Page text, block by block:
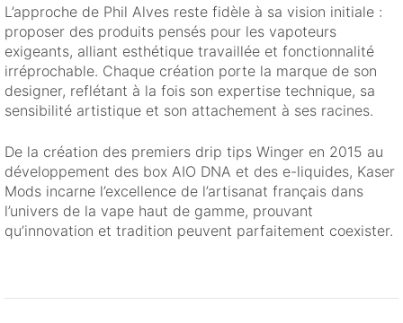
L’approche de Phil Alves reste fidèle à sa vision initiale :
proposer des produits pensés pour les vapoteurs
exigeants, alliant esthétique travaillée et fonctionnalité
irréprochable. Chaque création porte la marque de son
designer, reflétant à la fois son expertise technique, sa
sensibilité artistique et son attachement à ses racines.
De la création des premiers drip tips Winger en 2015 au
développement des box AIO DNA et des e-liquides, Kaser
Mods incarne l’excellence de l’artisanat français dans
l’univers de la vape haut de gamme, prouvant
qu’innovation et tradition peuvent parfaitement coexister.